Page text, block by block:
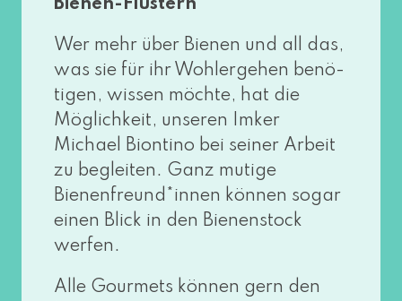
Bienen-Flüstern
Wer mehr über Bienen und all das,
was sie für ihr Wohlergehen benö­
ti­gen, wis­sen möch­te, hat die
Möglichkeit, unse­ren Imker
Michael Biontino bei sei­ner Arbeit
zu beglei­ten. Ganz muti­ge
Bienenfreund*innen kön­nen sogar
einen Blick in den Bienenstock
werfen.
Alle Gourmets kön­nen gern den